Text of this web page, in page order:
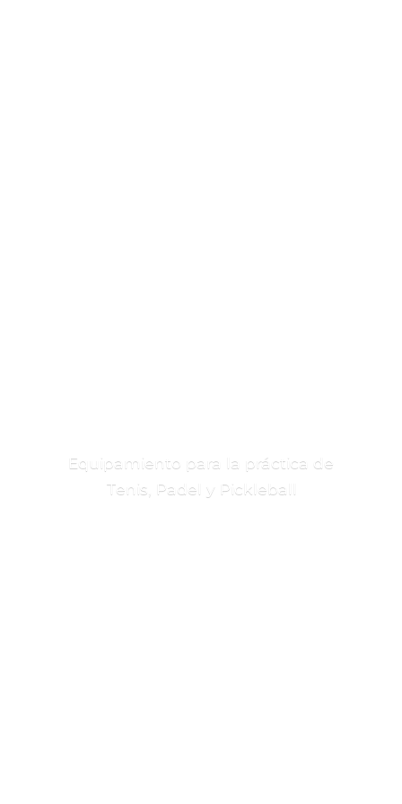
Equipamiento para la práctica de
Tenis, Padel
y Pickleball